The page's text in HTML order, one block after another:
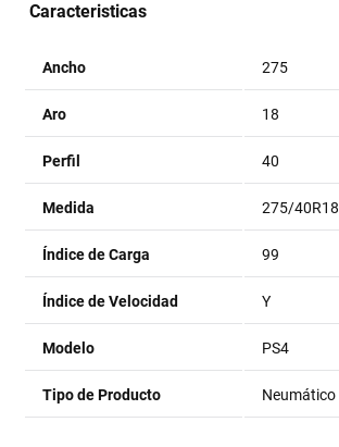
Caracteristicas
Ancho 275
Aro 18
Perfil 40
Medida 275/40R18
Índice de Carga 99
Índice de Velocidad Y
Modelo PS4
Tipo de Producto Neumático